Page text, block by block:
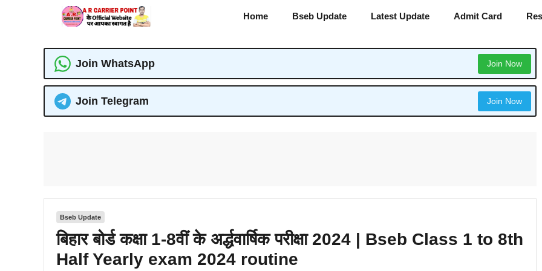
Home Bseb Update Latest Update Admit Card
Join WhatsApp Join Now
Join Telegram Join Now
Bseb Update
बिहार बोर्ड कक्षा 1-8वीं के अर्द्धवार्षिक परीक्षा 2024 | Bseb Class 1 to 8th
Half Yearly exam 2024 routine